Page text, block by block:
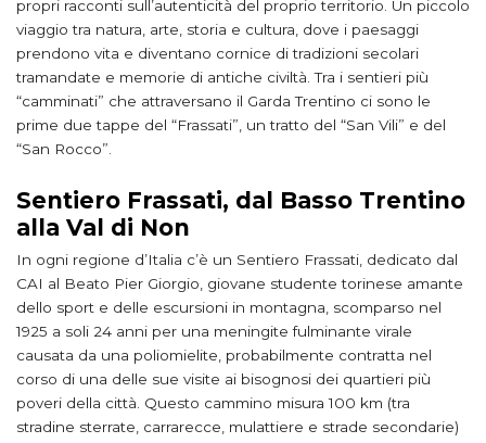
propri racconti sull’autenticità del proprio territorio. Un piccolo
viaggio tra natura, arte, storia e cultura, dove i paesaggi
prendono vita e diventano cornice di tradizioni secolari
tramandate e memorie di antiche civiltà. Tra i sentieri più
“camminati” che attraversano il Garda Trentino ci sono le
prime due tappe del “Frassati”, un tratto del “San Vili” e del
“San Rocco”.
Sentiero Frassati, dal Basso Trentino
alla Val di Non
In ogni regione d’Italia c’è un Sentiero Frassati, dedicato dal
CAI al Beato Pier Giorgio, giovane studente torinese amante
dello sport e delle escursioni in montagna, scomparso nel
1925 a soli 24 anni per una meningite fulminante virale
causata da una poliomielite, probabilmente contratta nel
corso di una delle sue visite ai bisognosi dei quartieri più
poveri della città. Questo cammino misura 100 km (tra
stradine sterrate, carrarecce, mulattiere e strade secondarie)